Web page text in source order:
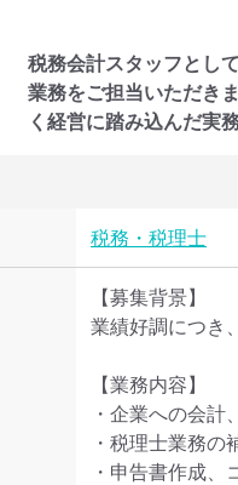
税務会計スタッフとし
業務をご担当いただき
く経営に踏み込んだ実
税務・税理士
【募集背景】
業績好調につき
【業務内容】
・企業への会計
・税理士業務の
・申告書作成、